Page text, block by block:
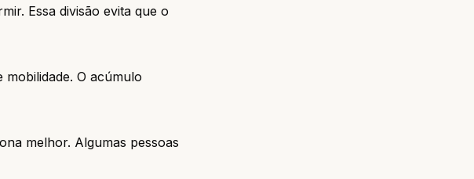
Essa divisão evita que o
O acúmulo
melhor. Algumas pessoas